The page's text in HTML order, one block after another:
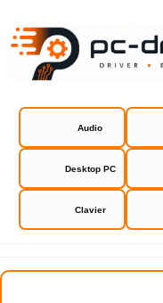
Audio
Desktop PC
Clavier